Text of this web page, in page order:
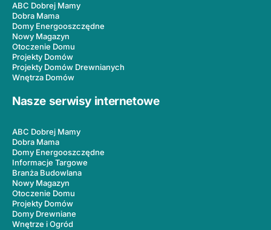
ABC Dobrej Mamy
Dobra Mama
Domy Energooszczędne
Nowy Magazyn
Otoczenie Domu
Projekty Domów
Projekty Domów Drewnianych
Wnętrza Domów
Nasze serwisy internetowe
ABC Dobrej Mamy
Dobra Mama
Domy Energooszczędne
Informacje Targowe
Branża Budowlana
Nowy Magazyn
Otoczenie Domu
Projekty Domów
Domy Drewniane
Wnętrze i Ogród